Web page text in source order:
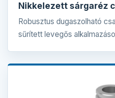
Nikkelezett sárgaréz
Robusztus dugaszolható
sűrített levegős